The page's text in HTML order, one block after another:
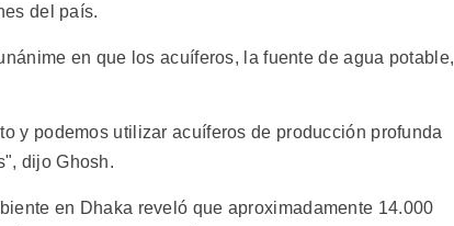
del país.
en que los acuíferos, la fuente de agua potable,
y podemos utilizar acuíferos de producción profunda
dijo Ghosh.
en Dhaka reveló que aproximadamente 14.000